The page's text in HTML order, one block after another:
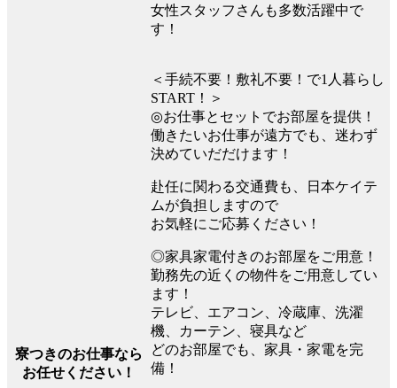
女性スタッフさんも多数活躍中で
す！
寮つきのお仕事なら
お任せください！
＜手続不要！敷礼不要！で1人暮らし
START！＞
◎お仕事とセットでお部屋を提供！
働きたいお仕事が遠方でも、迷わず
決めていだだけます！
赴任に関わる交通費も、日本ケイテ
ムが負担しますので
お気軽にご応募ください！
◎家具家電付きのお部屋をご用意！
勤務先の近くの物件をご用意してい
ます！
テレビ、エアコン、冷蔵庫、洗濯
機、カーテン、寝具など
どのお部屋でも、家具・家電を完
備！